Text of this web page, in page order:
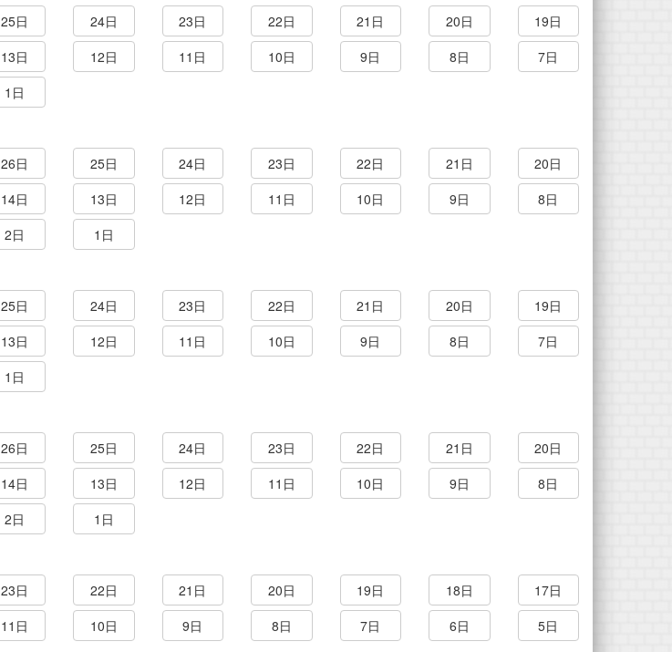
25日 24日 23日 22日 21日 20日
19日
13日 12日 11日 10日 9日 8日
7日
1日
26日 25日 24日 23日 22日 21日
20日
14日 13日 12日 11日 10日 9日
8日
2日 1日
25日 24日 23日 22日 21日 20日
19日
13日 12日 11日 10日 9日 8日
7日
1日
26日 25日 24日 23日 22日 21日
20日
14日 13日 12日 11日 10日 9日
8日
2日 1日
23日 22日 21日 20日 19日 18日
17日
11日 10日 9日 8日 7日 6日 5日